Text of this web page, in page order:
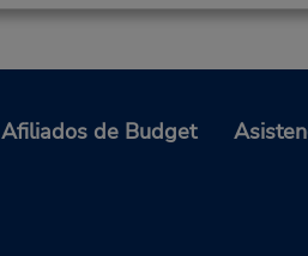
Afiliados de Budget